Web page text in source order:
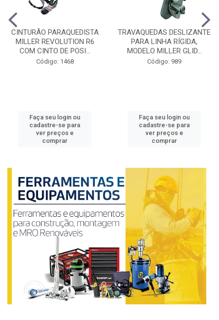
CINTURÃO PARAQUEDISTA
MILLER REVOLUTION R6
COM CINTO DE POSI...
Código: 1468
Faça seu login ou
cadastre-se para
ver preços e
comprar
TRAVAQUEDAS DESLIZANTE
PARA LINHA RÍGIDA,
MODELO MILLER GLID...
Código: 989
Faça seu login ou
cadastre-se para
ver preços e
comprar